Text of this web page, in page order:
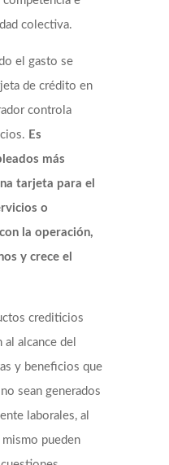
colectiva.
el gasto se
de crédito en
controla
Es
más
tarjeta para el
o
la operación,
y crece el
crediticios
alcance del
y beneficios que
sean generados
laborales, al
pueden